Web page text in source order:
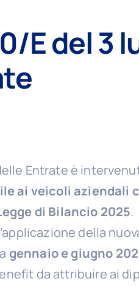
E del 3
Entrate è
ai veicoli aziendali
di Bilancio 2025.
della
gennaio e giugno
da attribuire ai